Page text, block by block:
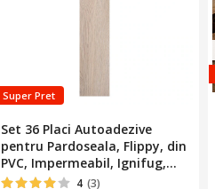
Super Pret
Set 36 Placi Autoadezive
pentru Pardoseala, Flippy, din
PVC, Impermeabil, Ignifug,
Usor de Curatat, Dimensiune
4 (3)